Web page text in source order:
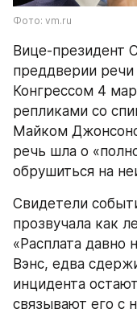
Фото: vm.ru
Вице-
преддверии
Конгрессом 4
репликами со
Майком
речь шла о
обрушиться на
Свидетели
прозвучала как
«Расплата давно
Вэнс, едва
инцидента
связывают его с